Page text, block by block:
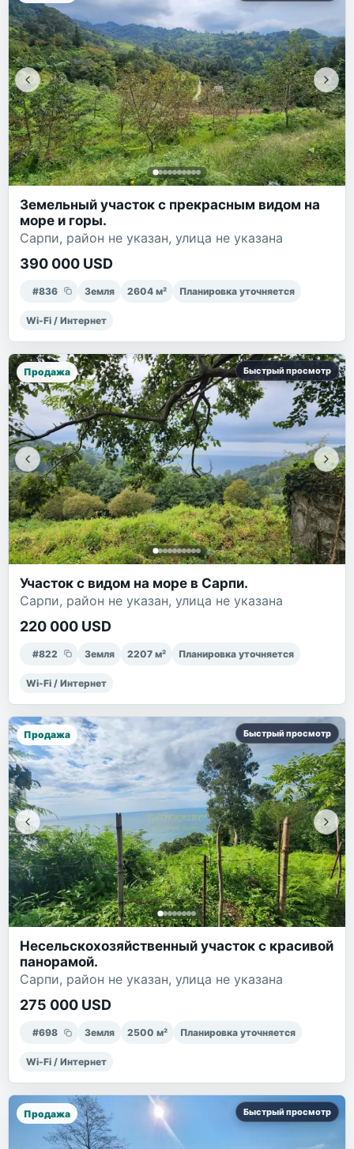
Земельный участок с прекрасным видом на
море и горы.
Сарпи, район не указан, улица не указана
390 000 USD
#836 Земля 2604 м² Планировка уточняется
Wi-Fi / Интернет
Продажа Быстрый просмотр
Участок с видом на море в Сарпи.
Сарпи, район не указан, улица не указана
220 000 USD
#822 Земля 2207 м² Планировка уточняется
Wi-Fi / Интернет
Продажа Быстрый просмотр
Несельскохозяйственный участок с красивой
панорамой.
Сарпи, район не указан, улица не указана
275 000 USD
#698 Земля 2500 м² Планировка уточняется
Wi-Fi / Интернет
Продажа Быстрый просмотр